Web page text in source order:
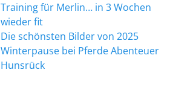
Training für Merlin… in 3 Wochen
wieder fit
Die schönsten Bilder von 2025
Winterpause bei Pferde Abenteuer
Hunsrück